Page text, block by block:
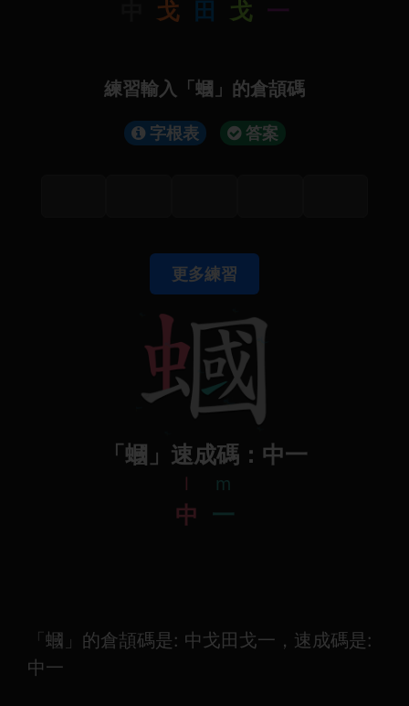
戈 田 戈 一
練習輸入「蟈」的倉頡碼
字根表 答案
更多練習
「蟈」速成碼：中一
l
中
m
一
「蟈」的倉頡碼是: 中戈田戈一，速成碼是:
中一